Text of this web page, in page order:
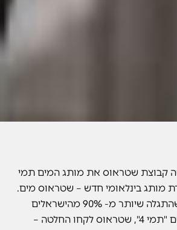
רכשה קבוצת שטראוס את מותג המים תמי
מותג בינלאומי חדש – שטראוס מים.
כעבור כמה שנים, כשהתגלה שיותר מ- 90% מהישראלים
עדיין משתמשים בשם "תמי 4", שטראוס לקחו החלטה –